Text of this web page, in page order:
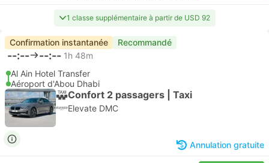
1 classe supplémentaire à partir de USD 92
Confirmation instantanée Recommandé
--:-- --:-- 1h 48m
Al Ain Hotel Transfer
Aéroport d'Abou Dhabi
Confort 2 passagers | Taxi
Elevate DMC
Annulation gratuite